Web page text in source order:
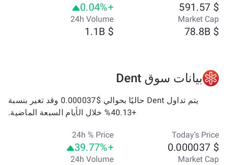
$ 591.57
+0.04%
Market Cap
$ 78.8B
24h Volume
$ 1.1B
بيانات سوق Dent
يتم تداول Dent حاليًا بحوالي $0.000037 وقد تغير بنسبة
+40.13% خلال الأيام السبعة الماضية.
Today’s Price
$ 0.000037
24h % Price
+39.77%
Market Cap
24h Volume